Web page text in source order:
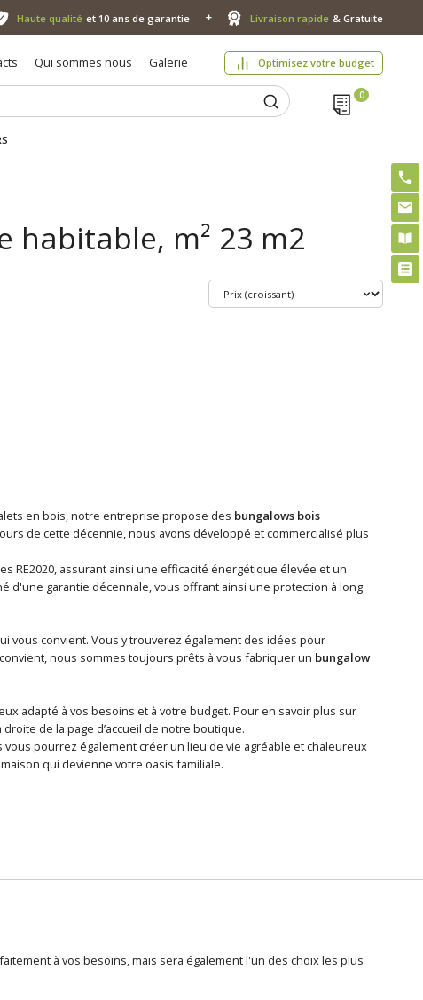
Haute qualité et 10 ans de garantie Livraison rapide & Gratuite
Qui sommes nous Galerie Optimisez votre budget
habitable, m² 23 m2
en bois, notre entreprise propose des bungalows bois
de cette décennie, nous avons développé et commercialisé plus
RE2020, assurant ainsi une efficacité énergétique élevée et un
d'une garantie décennale, vous offrant ainsi une protection à long
vous convient. Vous y trouverez également des idées pour
nous sommes toujours prêts à vous fabriquer un bungalow
adapté à vos besoins et à votre budget. Pour en savoir plus sur
de la page d’accueil de notre boutique.
vous pourrez également créer un lieu de vie agréable et chaleureux
qui devienne votre oasis familiale.
à vos besoins, mais sera également l'un des choix les plus